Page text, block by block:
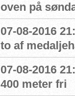
oven på
07-08-2016
to af
07-08-2016
400 meter fri